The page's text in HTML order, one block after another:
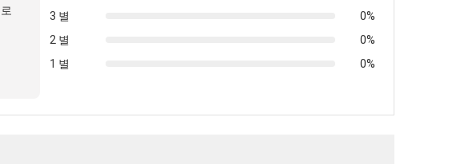
3 별
0%
2 별
0%
1 별
0%